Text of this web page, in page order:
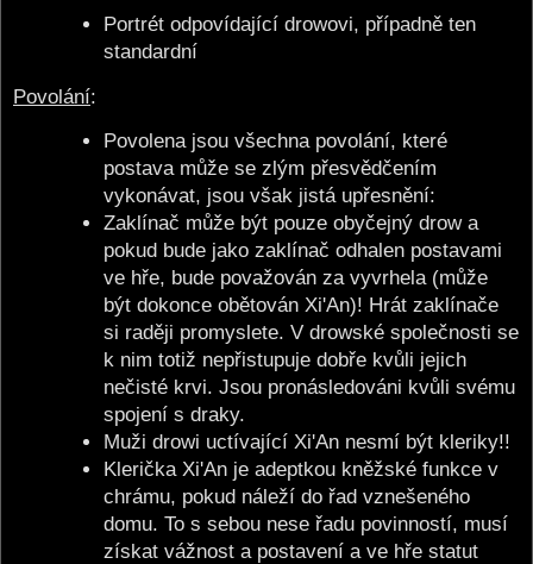
Portrét odpovídající drowovi, případně ten
standardní
Povolání:
Povolena jsou všechna povolání, které
postava může se zlým přesvědčením
vykonávat, jsou však jistá upřesnění:
Zaklínač může být pouze obyčejný drow a
pokud bude jako zaklínač odhalen postavami
ve hře, bude považován za vyvrhela (může
být dokonce obětován Xi'An)! Hrát zaklínače
si raději promyslete. V drowské společnosti se
k nim totiž nepřistupuje dobře kvůli jejich
nečisté krvi. Jsou pronásledováni kvůli svému
spojení s draky.
Muži drowi uctívající Xi'An nesmí být kleriky!!
Klerička Xi'An je adeptkou kněžské funkce v
chrámu, pokud náleží do řad vznešeného
domu. To s sebou nese řadu povinností, musí
získat vážnost a postavení a ve hře statut